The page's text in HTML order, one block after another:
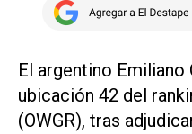
El argentino
ubicación 42 del
(OWGR), tras